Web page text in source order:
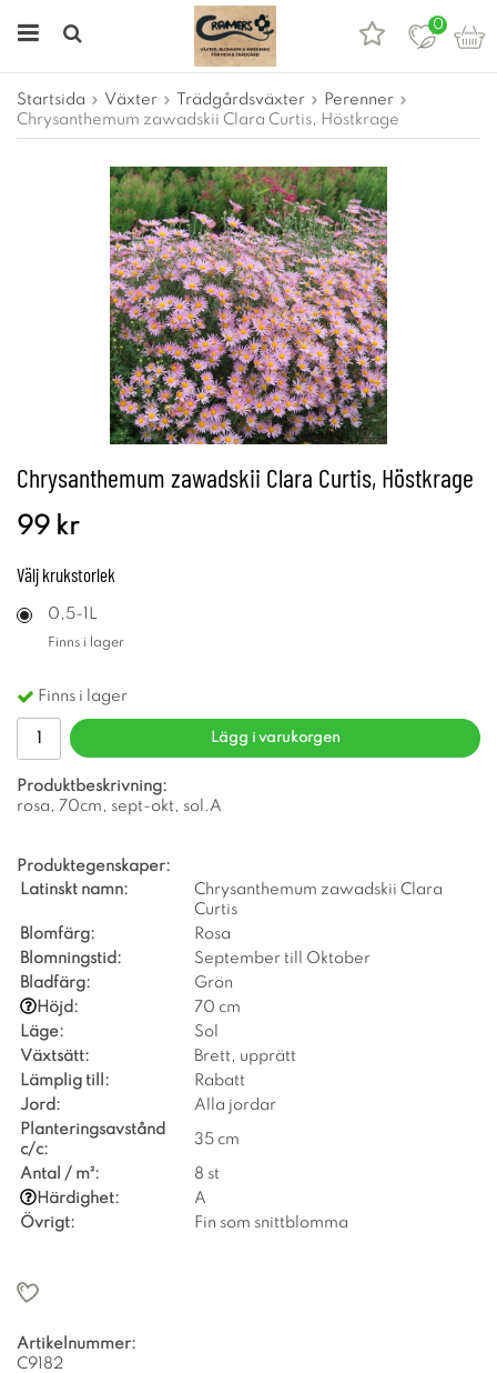
0
Startsida Växter Trädgårdsväxter
Perenner
Chrysanthemum zawadskii Clara Curtis, Höstkrage
Chrysanthemum zawadskii Clara Curtis, Höstkrage
99 kr
Välj krukstorlek
0,5-1L
Finns i lager
Finns i lager
Lägg i varukorgen
Produktbeskrivning:
rosa, 70cm, sept-okt, sol.A
Produktegenskaper:
Latinskt namn:
Chrysanthemum zawadskii Clara
Curtis
Blomfärg:
Rosa
Blomningstid:
September till Oktober
Bladfärg:
Grön
Höjd:
70 cm
Läge:
Sol
Växtsätt:
Brett, upprätt
Lämplig till:
Rabatt
Jord:
Alla jordar
Planteringsavstånd
c/c:
35 cm
Antal / m²:
8 st
Härdighet:
A
Övrigt:
Fin som snittblomma
Artikelnummer:
C9182